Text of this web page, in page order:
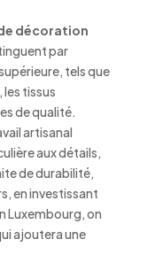
décoration
par
tels que
les tissus
de qualité.
artisanal
aux détails,
de durabilité,
en investissant
Luxembourg, on
ajoutera une